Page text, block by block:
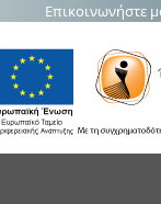
Επικοινωνήστε